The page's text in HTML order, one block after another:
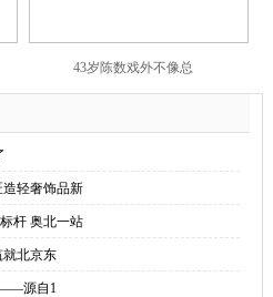
43岁陈数戏外不像总
轻奢饰品新
杆 奥北一站
北京东
——源自1